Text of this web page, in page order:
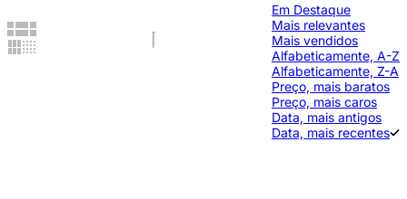
Show two cards per row
Show three cards per row
Show cards bigger
Show cards smaller
Em Destaque
Mais relevantes
Mais vendidos
Alfabeticamente, A-Z
Alfabeticamente, Z-A
Preço, mais baratos
Preço, mais caros
Data, mais antigos
Data, mais recentes